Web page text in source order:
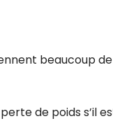
beaucoup
de poids s’il